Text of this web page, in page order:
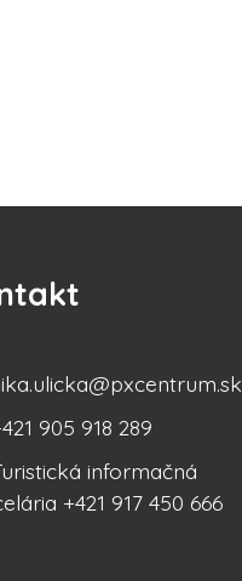
905 918 289
informačná
+421 917 450 666